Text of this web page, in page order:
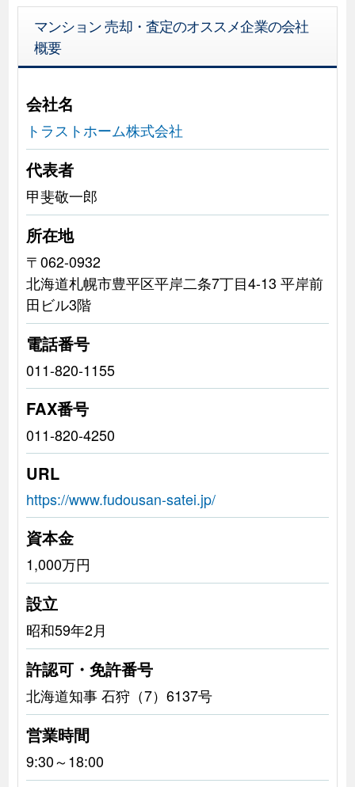
マンション 売却・査定のオススメ企業の会社
概要
会社名
トラストホーム株式会社
代表者
甲斐敬一郎
所在地
〒062-0932
北海道札幌市豊平区平岸二条7丁目4-13 平岸前
田ビル3階
電話番号
011-820-1155
FAX番号
011-820-4250
URL
https://www.fudousan-satei.jp/
資本金
1,000万円
設立
昭和59年2月
許認可・免許番号
北海道知事 石狩（7）6137号
営業時間
9:30～18:00